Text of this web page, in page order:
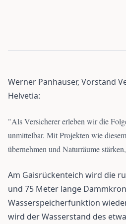
Werner Panhauser, Vorstand
Helvetia:
"Als Versicherer erleben wir die
unmittelbar. Mit Projekten wie
übernehmen und Naturräume
Am Gaisrückenteich wird die
und 75 Meter lange
Wasserspeicherfunktion
wird der Wasserstand des